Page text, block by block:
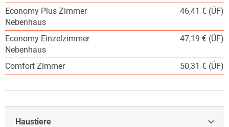
Economy Plus Zimmer
Nebenhaus
46,41 € (ÜF)
Economy Einzelzimmer
Nebenhaus
47,19 € (ÜF)
Comfort Zimmer 50,31 € (ÜF)
Haustiere